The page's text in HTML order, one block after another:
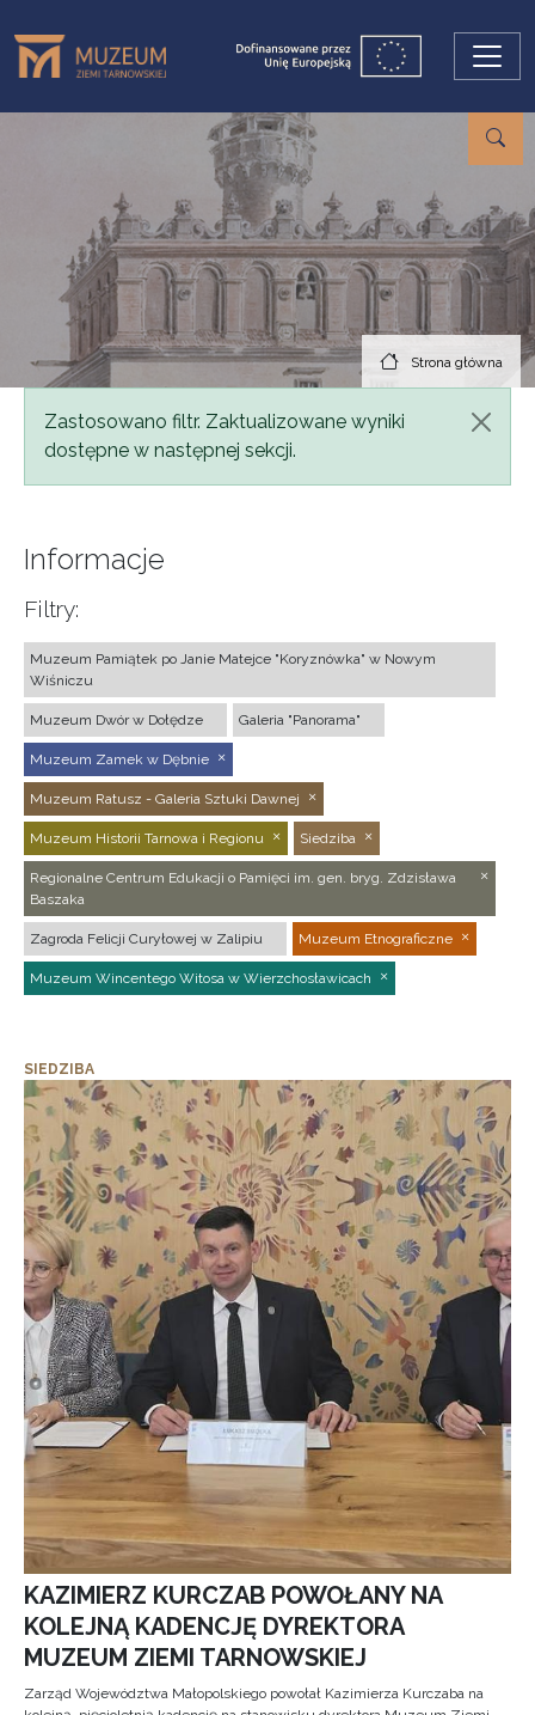
Strona główna
Komunikat
Zastosowano filtr. Zaktualizowane wyniki
dostępne w następnej sekcji.
Informacje
Filtry:
Muzeum Pamiątek po Janie Matejce "Koryznówka" w Nowym
Wiśniczu
Muzeum Dwór w Dołędze Galeria "Panorama"
Muzeum Zamek w Dębnie
Muzeum Ratusz - Galeria Sztuki Dawnej
Muzeum Historii Tarnowa i Regionu Siedziba
Regionalne Centrum Edukacji o Pamięci im. gen. bryg. Zdzisława
Baszaka
Zagroda Felicji Curyłowej w Zalipiu Muzeum Etnograficzne
Muzeum Wincentego Witosa w Wierzchosławicach
SIEDZIBA
KAZIMIERZ KURCZAB POWOŁANY NA
KOLEJNĄ KADENCJĘ DYREKTORA
MUZEUM ZIEMI TARNOWSKIEJ
Zarząd Województwa Małopolskiego powołał Kazimierza Kurczaba na